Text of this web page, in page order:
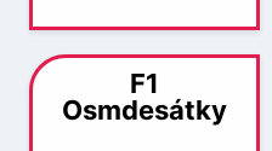
F1
Osmdesátky